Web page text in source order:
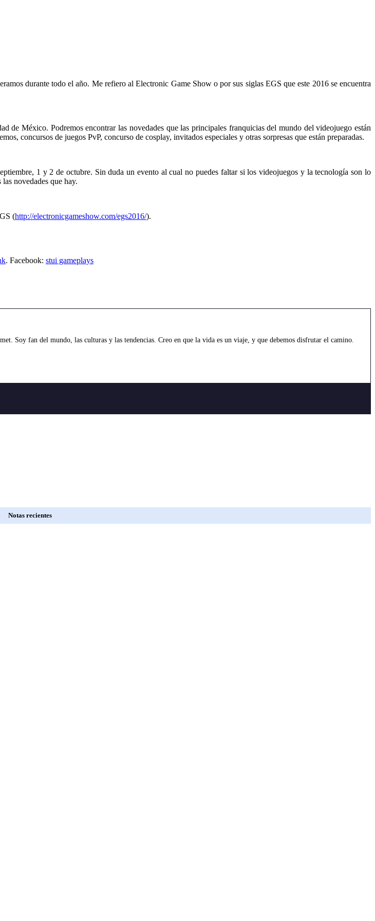
durante todo el año. Me refiero al Electronic Game Show o por sus siglas EGS que este 2016 se encuentra
de México. Podremos encontrar las novedades que las principales franquicias del mundo del videojuego están
concursos de juegos PvP, concurso de cosplay, invitados especiales y otras sorpresas que están preparadas.
1 y 2 de octubre. Sin duda un evento al cual no puedes faltar si los videojuegos y la tecnología son lo
novedades que hay.
(http://electronicgameshow.com/egs2016/).
. Facebook: stui gameplays
Soy fan del mundo, las culturas y las tendencias. Creo en que la vida es un viaje, y que debemos disfrutar el camino.
Notas recientes